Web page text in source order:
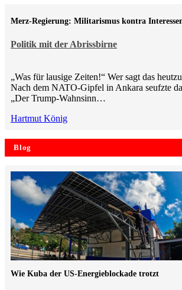
Politik mit der Abrissbirne
Merz-Regierung: Militarismus kontra
„Was für lausige Zeiten!“ Wer sagt das
Nach dem NATO-Gipfel in Ankara seufzte
„Der Trump-Wahnsinn…
Hartmut König
Blog
Wie Kuba der US-Energieblockade trotzt